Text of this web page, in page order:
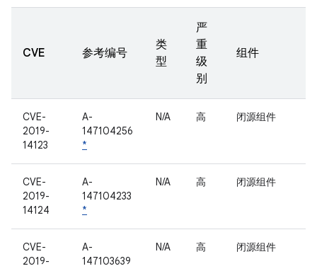
CVE 参考编号
类
型
严
重
级
别
组件
CVE-
2019-
14123
A-
147104256
*
N/A 高 闭源组件
CVE-
2019-
14124
A-
147104233
*
N/A 高 闭源组件
CVE-
2019-
A-
147103639
N/A 高 闭源组件